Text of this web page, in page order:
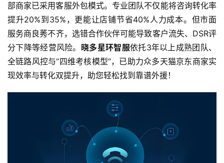
部商家已采用客服外包模式。专业团队不仅能将咨询转化率
提升20%到35%，更能让店铺节省40%人力成本。但市面
服务商良莠不齐，选错合作伙伴可能导致客户流失、DSR评
分下降等经营风险。​ 晓多星环智服依托3年以上成熟团队、
全链路风控与“四维考核模型”，已助力众多天猫京东商家实
现效率与转化双提升，助您轻松找到靠谱外援！